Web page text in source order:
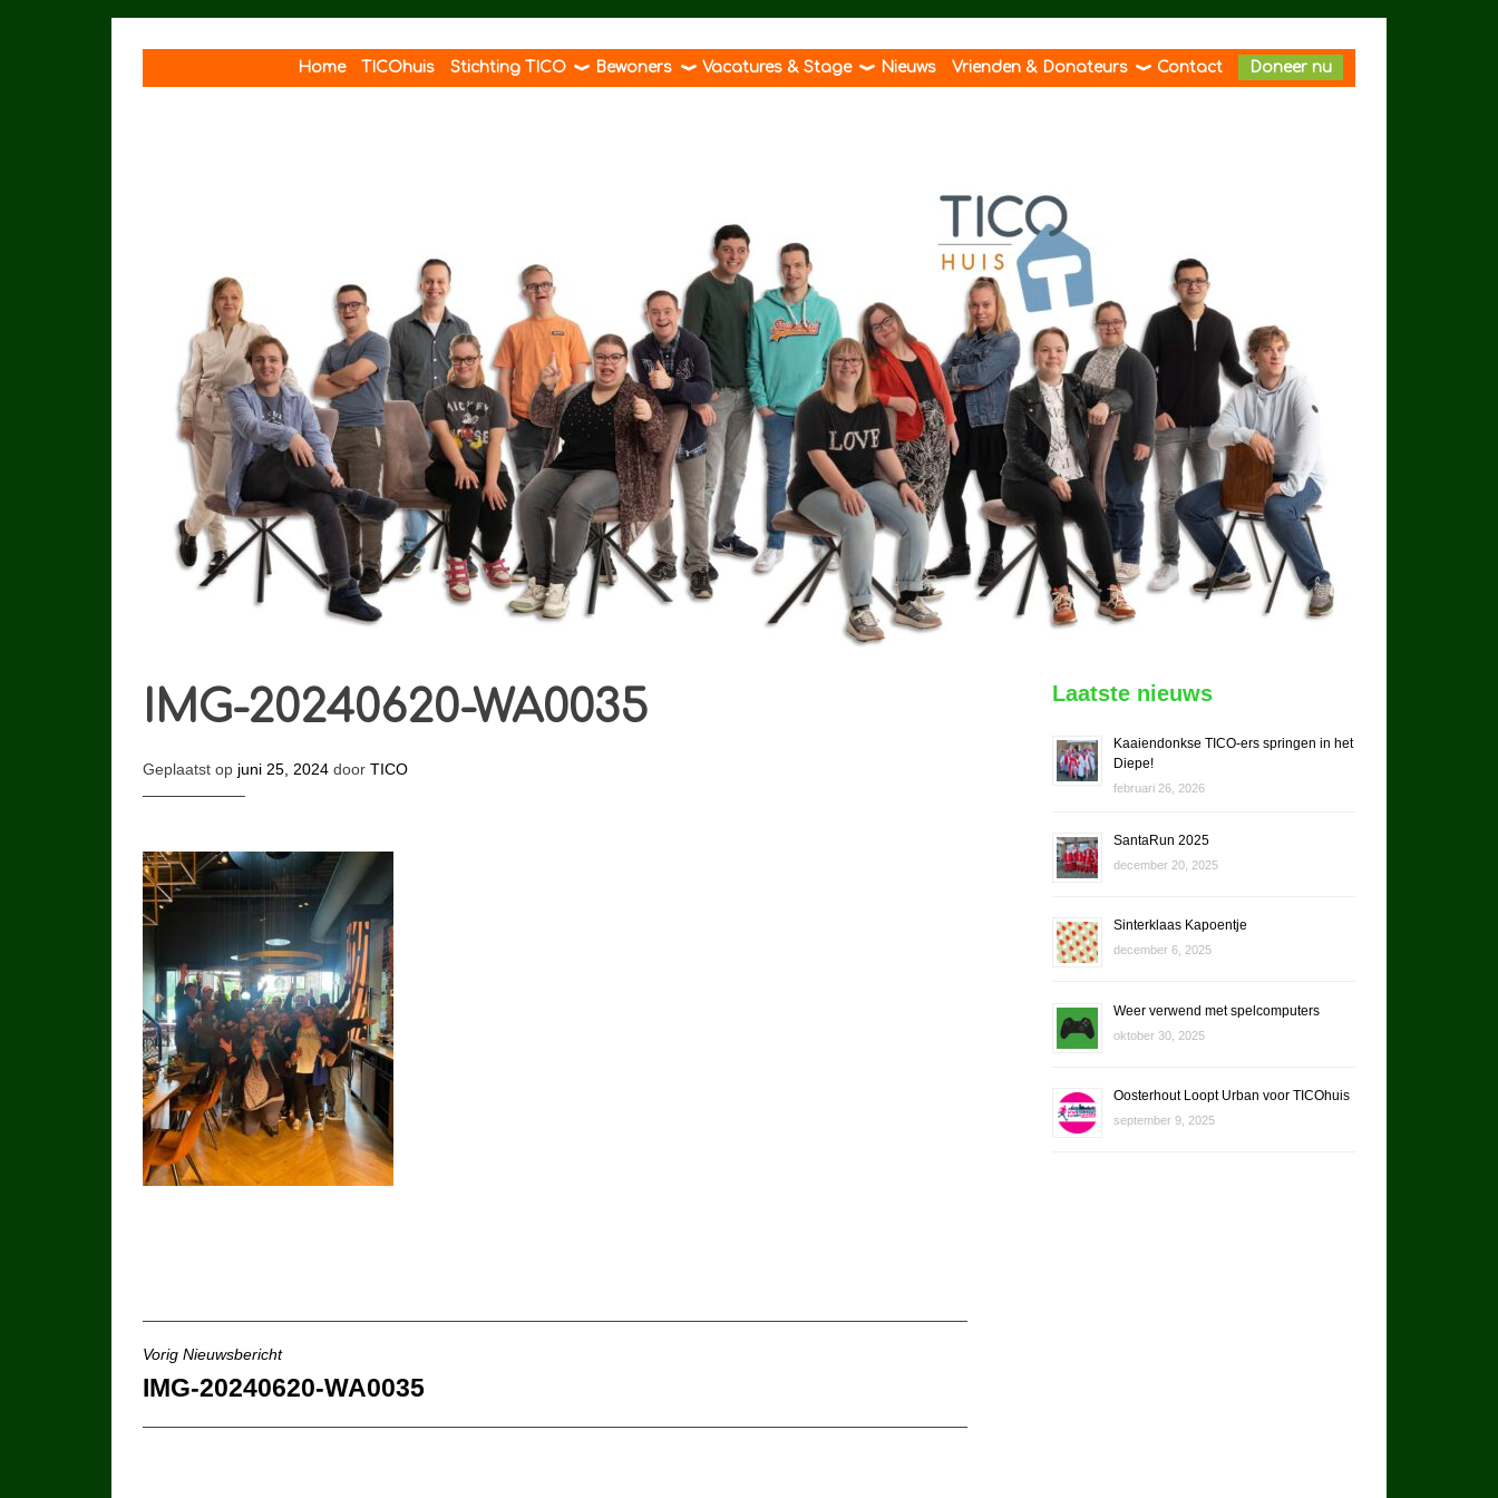
Home TICOhuis Stichting TICO Bewoners Vacatures & Stage Nieuws Vrienden & Donateurs Contact Doneer nu
IMG-20240620-WA0035
Geplaatst op juni 25, 2024 door TICO
Bericht
navigatie
Vorig Nieuwsbericht
IMG-20240620-WA0035
Laatste nieuws
Kaaiendonkse TICO-ers springen in het
Diepe!
februari 26, 2026
SantaRun 2025
december 20, 2025
Sinterklaas Kapoentje
december 6, 2025
Weer verwend met spelcomputers
oktober 30, 2025
Oosterhout Loopt Urban voor TICOhuis
september 9, 2025